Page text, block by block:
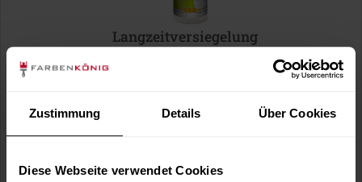
Zustimmung Details Über Cookies
Diese Webseite verwendet Cookies
Langzeitversiegelung
AUTOSOL® Langzeitversiegelung schützt Lack-, Metall-
0.15 Liter(56,60 € / 1 Liter)